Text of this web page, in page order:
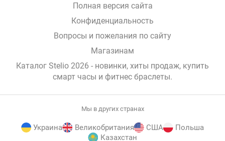
к
ш
ы
Полная версия сайта
Конфиденциальность
Вопросы и пожелания по сайту
Магазинам
Каталог Stelio 2026 - новинки, хиты продаж, купить
смарт часы и фитнес браслеты.
Мы в других странах
Украина Великобритания США
Польша
Казахстан